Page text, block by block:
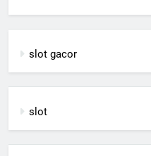
slot gacor
slot